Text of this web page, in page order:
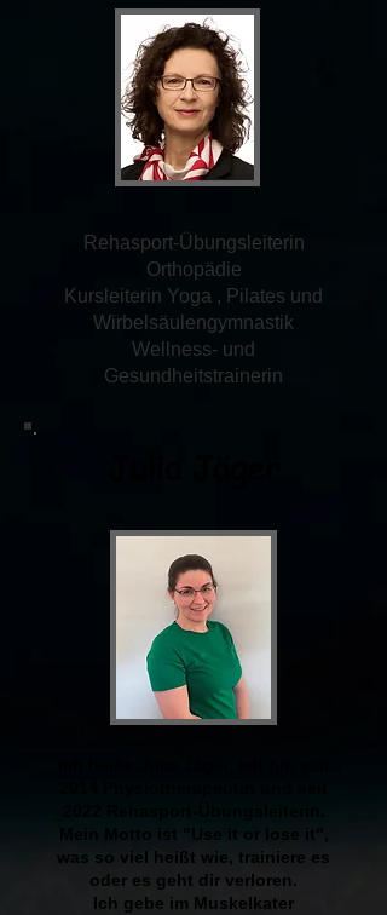
Rehasport-Übungsleiterin
Orthopädie
Kursleiterin Yoga , Pilates und
Wirbelsäulengymnastik
Wellness- und
Gesundheitstrainerin
was so viel heißt wie, trainiere es
oder es geht dir verloren.
Ich gebe im Muskelkater